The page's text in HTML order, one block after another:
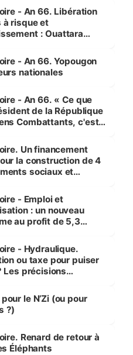
sinistrés
- An 66. Libération
à risque et
: Ouattara
pour préserver les
»
- An 66. Yopougon
nationales
- An 66. « Ce que
de la République
Combattants, c'est
Un financement
la construction de 4
sociaux et
- Emploi et
: un nouveau
au profit de 5,3
- Hydraulique.
ou taxe pour puiser
Les précisions
le N’Zi (ou pour
?)
Renard de retour à
Éléphants